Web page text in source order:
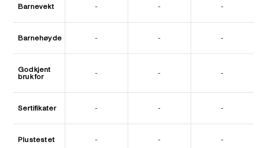
Barnevekt - - -
Barnehøyde - - -
Godkjent
bruk for
- - -
Sertifikater - - -
Plustestet - - -